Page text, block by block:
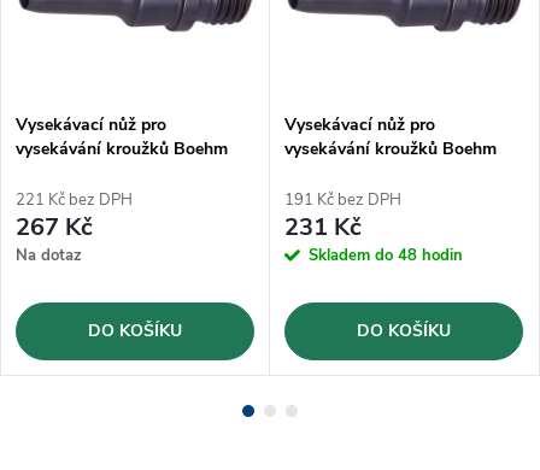
Vysekávací nůž pro
vysekávání kroužků Boehm
221 Kč bez DPH
267 Kč
Na dotaz
DO KOŠÍKU
Vysekávací nůž pro
vysekávání kroužků Boehm
191 Kč bez DPH
231 Kč
Skladem do 48 hodin
DO KOŠÍKU